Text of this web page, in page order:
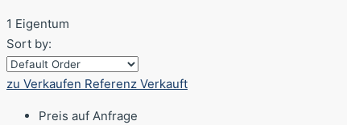
1 Eigentum
Sort by:
zu Verkaufen Referenz Verkauft
Preis auf Anfrage